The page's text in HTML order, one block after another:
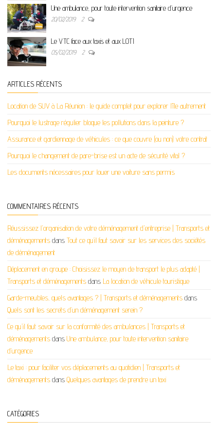
Une ambulance, pour toute intervention sanitaire d’urgence
20/02/2019 2
Le VTC face aux taxis et aux LOTI
05/02/2019 2
ARTICLES RÉCENTS
Location de SUV à La Réunion : le guide complet pour explorer l’île autrement
Pourquoi le lustrage régulier bloque les pollutions dans la peinture ?
Assurance et gardiennage de véhicules : ce que couvre (ou non) votre contrat
Pourquoi le changement de pare-brise est un acte de sécurité vital ?
Les documents nécessaires pour louer une voiture sans permis
COMMENTAIRES RÉCENTS
Réussissez l'organisation de votre déménagement d'entreprise | Transports et
déménagements dans Tout ce qu’il faut savoir sur les services des sociétés
de déménagement
Déplacement en groupe : Choisissez le moyen de transport le plus adapté |
Transports et déménagements dans La location de véhicule touristique
Garde-meubles, quels avantages ? | Transports et déménagements dans
Quels sont les secrets d’un déménagement serein ?
Ce qu'il faut savoir sur la conformité des ambulances | Transports et
déménagements dans Une ambulance, pour toute intervention sanitaire
d’urgence
Le taxi : pour faciliter vos déplacements au quotidien | Transports et
déménagements dans Quelques avantages de prendre un taxi
CATÉGORIES